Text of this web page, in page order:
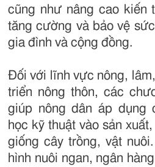
cũng như nâng cao kiến
tăng cường và bảo vệ
gia đình và cộng đồng.
Đối với lĩnh vực nông,
triển nông thôn, các
giúp nông dân áp dụng
học kỹ thuật vào sản
giống cây trồng, vật
hình nuôi ngan, ngân